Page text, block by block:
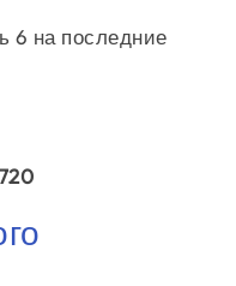
6 на последние